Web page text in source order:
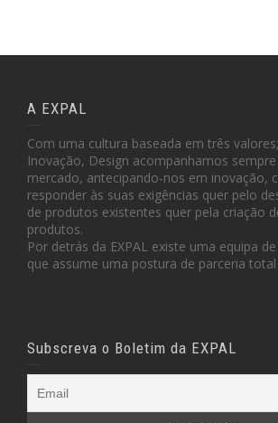
A EXPAL
Com uma cultura baseada em três
Inovação, Design acompanhamos
mercado, antecipando-nos em inovação,
responder às suas exigências quer pelo
de produtos existentes quer pela criação
produtos.
Por detrás da EXPAL existe uma equipa
que assume uma postura de parceria
Subscreva o Boletim da EXPAL